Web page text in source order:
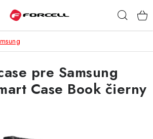
pre Samsung
Case Book čierny